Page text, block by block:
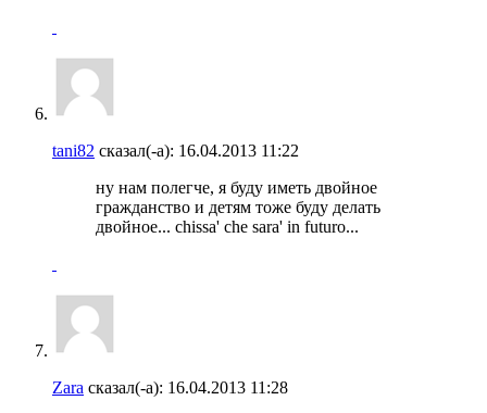
tani82 сказал(-а): 16.04.2013 11:22
ну нам полегче, я буду иметь двойное
гражданство и детям тоже буду делать
двойное... chissa' che sara' in futuro...
Zara сказал(-а): 16.04.2013 11:28